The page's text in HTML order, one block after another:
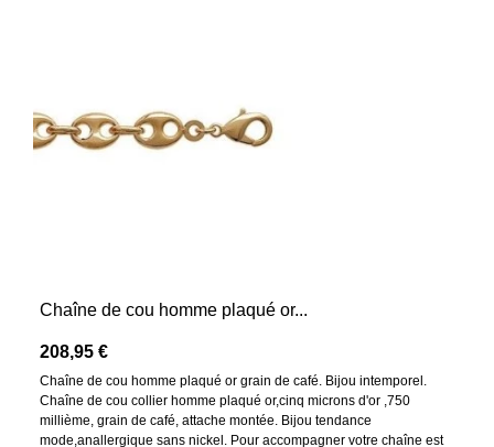
Chaîne de cou homme plaqué or...
208,95 €
Chaîne de cou homme plaqué or grain de café. Bijou intemporel.
Chaîne de cou collier homme plaqué or,cinq microns d'or ,750
millième, grain de café, attache montée. Bijou tendance
mode,anallergique sans nickel. Pour accompagner votre chaîne est